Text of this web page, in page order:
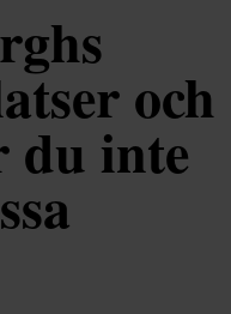
och
du inte